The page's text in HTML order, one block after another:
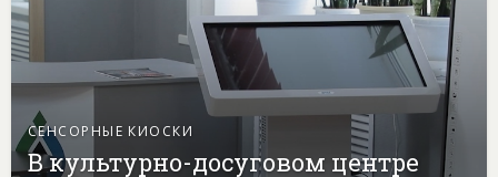
СЕНСОРНЫЕ КИОСКИ
В культурно-досуговом центре